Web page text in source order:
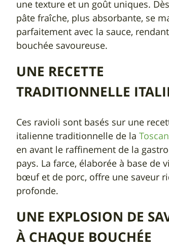
une texture et un goût uniques.
pâte fraîche, plus absorbante, se
parfaitement avec la sauce,
bouchée savoureuse.
UNE RECETTE
TRADITIONNELLE
Ces ravioli sont basés sur une
italienne traditionnelle de la
en avant le raffinement de la
pays. La farce, élaborée à base de
bœuf et de porc, offre une saveur
profonde.
UNE EXPLOSION DE
À CHAQUE BOUCHÉE